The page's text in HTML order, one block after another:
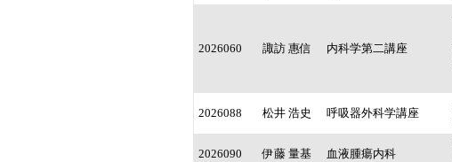
2026060 諏訪 惠信 内科学第二講座
2026088 松井 浩史 呼吸器外科学講座
2026090 伊藤 量基 血液腫瘍内科